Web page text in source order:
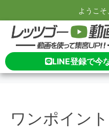
ようこ
LINE登録で今
ワンポイント